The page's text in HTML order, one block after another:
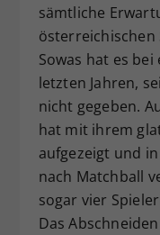
sämtliche
österreichischen
Sowas hat es
letzten Jahren,
nicht gegeben.
hat mit ihrem
aufgezeigt und
nach Matchball
sogar vier
Das